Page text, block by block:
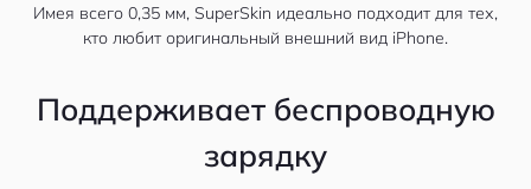
Имея всего 0,35 мм, SuperSkin идеально подходит для тех,
кто любит оригинальный внешний вид iPhone.
Поддерживает беспроводную
зарядку